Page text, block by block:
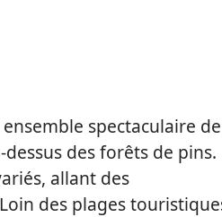
spectaculaire de
des forêts de pins.
allant des
des plages